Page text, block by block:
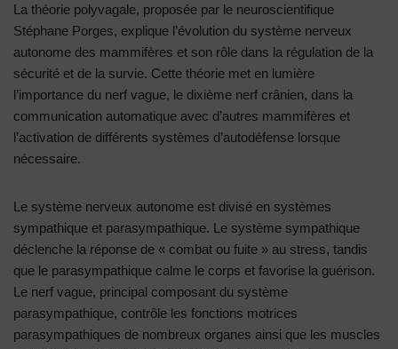
La théorie polyvagale, proposée par le neuroscientifique
Stéphane Porges, explique l’évolution du système nerveux
autonome des mammifères et son rôle dans la régulation de la
sécurité et de la survie. Cette théorie met en lumière
l’importance du nerf vague, le dixième nerf crânien, dans la
communication automatique avec d’autres mammifères et
l’activation de différents systèmes d’autodéfense lorsque
nécessaire.
Le système nerveux autonome est divisé en systèmes
sympathique et parasympathique. Le système sympathique
déclenche la réponse de « combat ou fuite » au stress, tandis
que le parasympathique calme le corps et favorise la guérison.
Le nerf vague, principal composant du système
parasympathique, contrôle les fonctions motrices
parasympathiques de nombreux organes ainsi que les muscles